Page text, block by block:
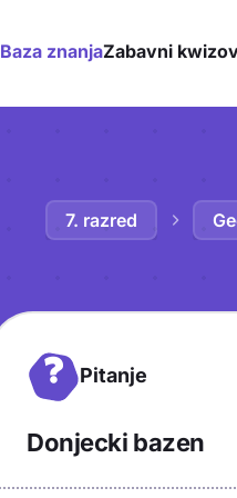
Baza znanjaZabavni
7. razred
? Pitanje
Donjecki bazen